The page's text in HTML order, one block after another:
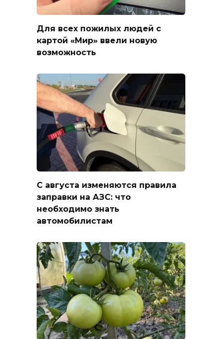
Для всех пожилых людей с
картой «Мир» ввели новую
возможность
С августа изменяются правила
заправки на АЗС: что
необходимо знать
автомобилистам